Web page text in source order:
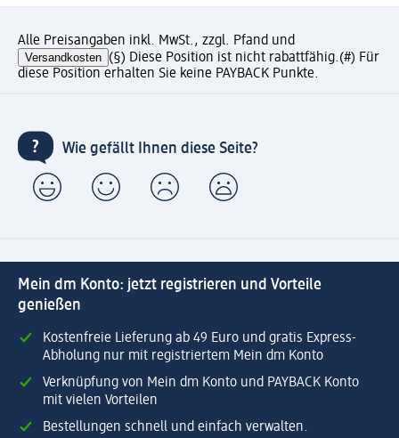
Alle Preisangaben inkl. MwSt., zzgl. Pfand und
Versandkosten (§) Diese Position ist nicht rabattfähig.(#) Für
diese Position erhalten Sie keine PAYBACK Punkte.
Wie gefällt Ihnen diese Seite?
Mein dm Konto: jetzt registrieren und Vorteile
genießen
Kostenfreie Lieferung ab 49 Euro und gratis Express-
Abholung nur mit registriertem Mein dm Konto
Verknüpfung von Mein dm Konto und PAYBACK Konto
mit vielen Vorteilen
Bestellungen schnell und einfach verwalten.